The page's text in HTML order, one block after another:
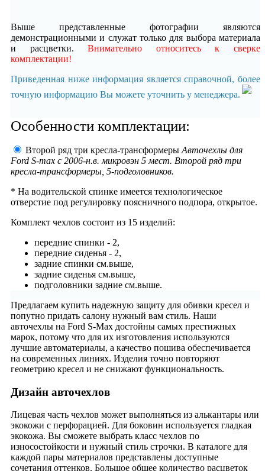
Выше представленные фотографии являются
демонстрационными и служат только для выбора материала
и расцветки.Внимательно относитесь к сверке
комплектации!
Приведенная ниже информация является справочной, более
точную информацию Вы можете уточнить у менеджера.
Особенности комплектации:
Второй ряд три кресла-трансформеры Авточехлы для
Ford S-max с 2006-н.в. микровэн 5 мест. Второй ряд три
кресла-трансформеры, 5-подголовников.
* На водительской спинке имеется технологическое
отверстие под регулировку поясничного подпора, открытое.
Комплект чехлов состоит из 15 изделий:
передние спинки - 2,
передние сиденья - 2,
задние спинки см.выше,
задние сиденья см.выше,
подголовники задние см.выше.
Предлагаем купить надежную защиту для обивки кресел и
попутно придать салону нужный вам стиль. Наши
авточехлы на Ford S-Max достойны самых престижных
марок, потому что для их изготовления используются
лучшие автоматериалы, а качество пошива обеспечивается
на современных линиях. Изделия точно повторяют
геометрию кресел и не снижают функциональность.
Дизайн авточехлов
Лицевая часть чехлов может выполняться из алькантары или
экокожи с перфорацией. Для боковин используется гладкая
экокожа. Вы сможете выбрать класс чехлов по
износостойкости и нужный стиль строчки. В каталоге для
каждой пары материалов представлены доступные
сочетания оттенков. Большое общее количество расцветок